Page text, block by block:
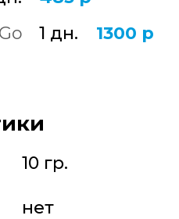
1 дн. 1300 р
10 гр.
нет